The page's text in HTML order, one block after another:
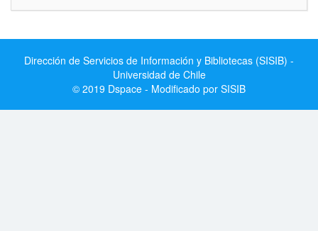
Dirección de Servicios de Información y Bibliotecas (SISIB) -
Universidad de Chile
© 2019 Dspace - Modificado por SISIB